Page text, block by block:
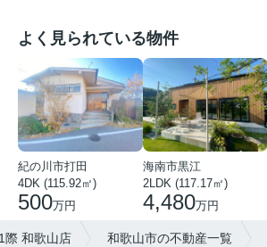
よく見られている物件
紀の川市打田
4DK (115.92㎡)
500万円
海南市黒江
2LDK (117.17㎡)
4,480万円
際 和歌山店 和歌山市の不動産一覧